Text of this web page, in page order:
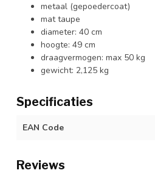
metaal (gepoedercoat)
mat taupe
diameter: 40 cm
hoogte: 49 cm
draagvermogen: max 50 kg
gewicht: 2,125 kg
Specificaties
EAN Code
Reviews